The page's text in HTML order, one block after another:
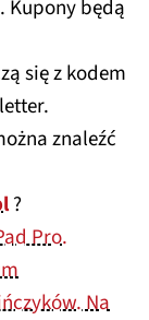
. Kupony będą
się z kodem
znaleźć
?
Pro.
Na